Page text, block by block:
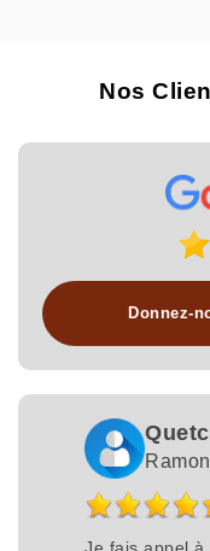
Nos
Donnez-